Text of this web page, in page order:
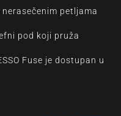
petljama
pod koji pruža
Fuse je dostupan u